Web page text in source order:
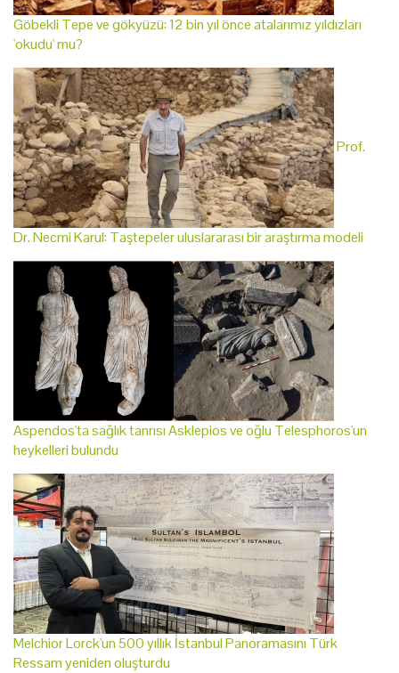
Göbekli Tepe ve gökyüzü: 12 bin yıl önce atalarımız yıldızları
'okudu' mu?
Prof.
Dr. Necmi Karul: Taştepeler uluslararası bir araştırma modeli
Aspendos'ta sağlık tanrısı Asklepios ve oğlu Telesphoros'un
heykelleri bulundu
Melchior Lorck'un 500 yıllık İstanbul Panoramasını Türk
Ressam yeniden oluşturdu